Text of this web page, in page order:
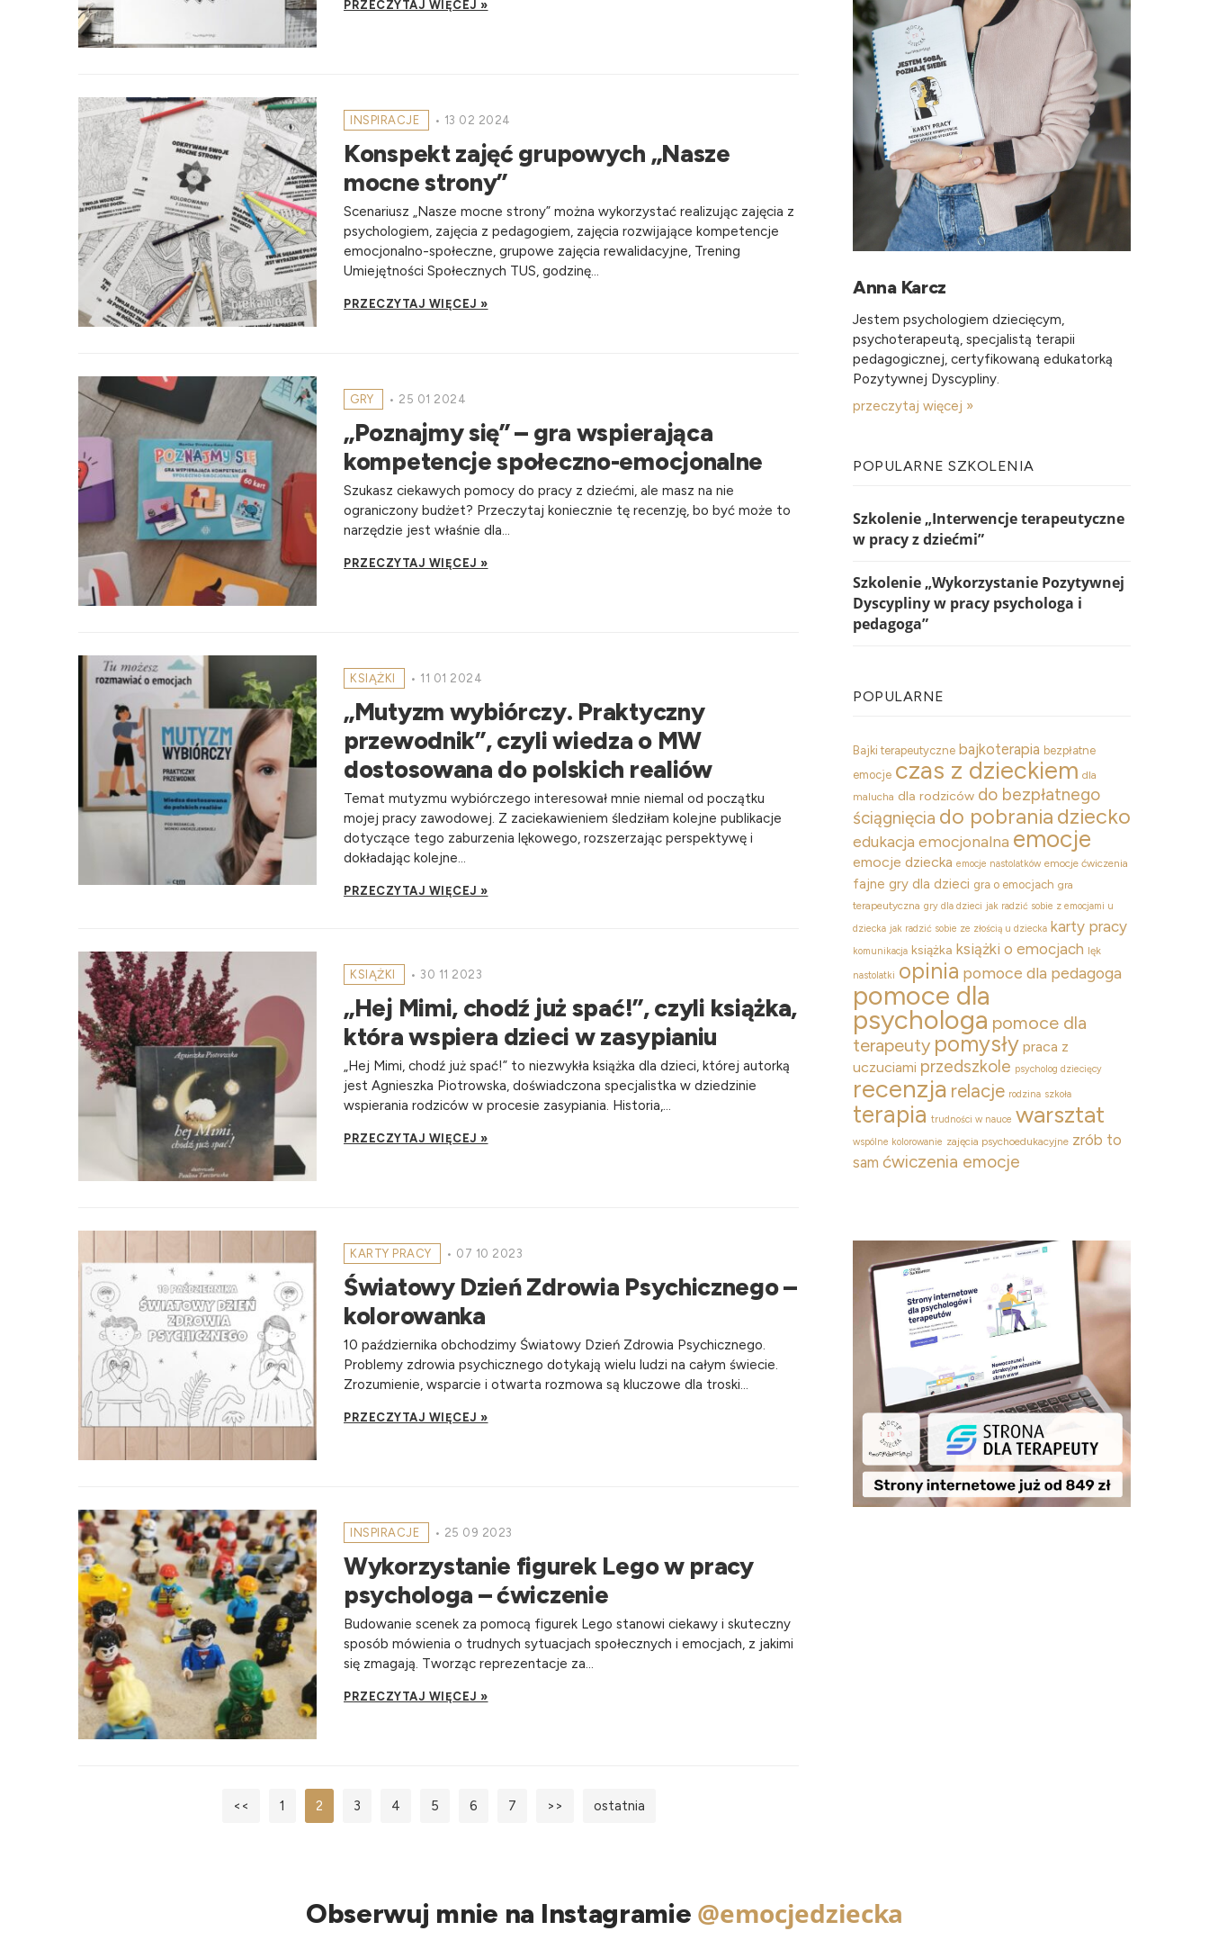
PRZECZYTAJ WIĘCEJ »
INSPIRACJE • 13 02 2024
Konspekt zajęć grupowych „Nasze
mocne strony”
Scenariusz „Nasze mocne strony” można wykorzystać realizując zajęcia z
psychologiem, zajęcia z pedagogiem, zajęcia rozwijające kompetencje
emocjonalno-społeczne, grupowe zajęcia rewalidacyjne, Trening
Umiejętności Społecznych TUS, godzinę...
PRZECZYTAJ WIĘCEJ »
GRY • 25 01 2024
„Poznajmy się” – gra wspierająca
kompetencje społeczno-emocjonalne
Szukasz ciekawych pomocy do pracy z dziećmi, ale masz na nie
ograniczony budżet? Przeczytaj koniecznie tę recenzję, bo być może to
narzędzie jest właśnie dla...
PRZECZYTAJ WIĘCEJ »
KSIĄŻKI • 11 01 2024
„Mutyzm wybiórczy. Praktyczny
przewodnik”, czyli wiedza o MW
dostosowana do polskich realiów
Temat mutyzmu wybiórczego interesował mnie niemal od początku
mojej pracy zawodowej. Z zaciekawieniem śledziłam kolejne publikacje
dotyczące tego zaburzenia lękowego, rozszerzając perspektywę i
dokładając kolejne...
PRZECZYTAJ WIĘCEJ »
KSIĄŻKI • 30 11 2023
„Hej Mimi, chodź już spać!”, czyli książka,
która wspiera dzieci w zasypianiu
„Hej Mimi, chodź już spać!” to niezwykła książka dla dzieci, której autorką
jest Agnieszka Piotrowska, doświadczona specjalistka w dziedzinie
wspierania rodziców w procesie zasypiania. Historia,...
PRZECZYTAJ WIĘCEJ »
KARTY PRACY • 07 10 2023
Światowy Dzień Zdrowia Psychicznego –
kolorowanka
10 października obchodzimy Światowy Dzień Zdrowia Psychicznego.
Problemy zdrowia psychicznego dotykają wielu ludzi na całym świecie.
Zrozumienie, wsparcie i otwarta rozmowa są kluczowe dla troski...
PRZECZYTAJ WIĘCEJ »
INSPIRACJE • 25 09 2023
Wykorzystanie figurek Lego w pracy
psychologa – ćwiczenie
Budowanie scenek za pomocą figurek Lego stanowi ciekawy i skuteczny
sposób mówienia o trudnych sytuacjach społecznych i emocjach, z jakimi
się zmagają. Tworząc reprezentacje za...
PRZECZYTAJ WIĘCEJ »
<< 1 2 3 4 5 6 7 >> ostatnia
Anna Karcz
Jestem psychologiem dziecięcym,
psychoterapeutą, specjalistą terapii
pedagogicznej, certyfikowaną edukatorką
Pozytywnej Dyscypliny.
przeczytaj więcej »
POPULARNE SZKOLENIA
Szkolenie „Interwencje terapeutyczne
w pracy z dziećmi”
Szkolenie „Wykorzystanie Pozytywnej
Dyscypliny w pracy psychologa i
pedagoga”
POPULARNE
Bajki terapeutyczne bajkoterapia bezpłatne
emocje czas z dzieckiem dla
malucha dla rodziców do bezpłatnego
ściągnięcia do pobrania dziecko
edukacja emocjonalna emocje
emocje dziecka emocje nastolatków emocje ćwiczenia
fajne gry dla dzieci gra o emocjach gra
terapeutyczna gry dla dzieci jak radzić sobie z emocjami u
dziecka jak radzić sobie ze złością u dziecka karty pracy
komunikacja książka książki o emocjach lęk
nastolatki opinia pomoce dla pedagoga
pomoce dla
psychologa pomoce dla
terapeuty pomysły praca z
uczuciami przedszkole psycholog dziecięcy
recenzja relacje rodzina szkoła
terapia trudności w nauce warsztat
wspólne kolorowanie zajęcia psychoedukacyjne zrób to
sam ćwiczenia emocje
Obserwuj mnie na Instagramie @emocjedziecka